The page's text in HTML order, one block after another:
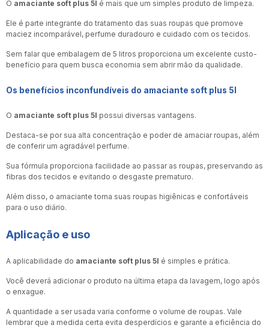
O amaciante soft plus 5l é mais que um simples produto de limpeza.
Ele é parte integrante do tratamento das suas roupas que promove
maciez incomparável, perfume duradouro e cuidado com os tecidos.
Sem falar que embalagem de 5 litros proporciona um excelente custo-
benefício para quem busca economia sem abrir mão da qualidade.
Os benefícios inconfundíveis do amaciante soft plus 5l
O amaciante soft plus 5l possui diversas vantagens.
Destaca-se por sua alta concentração e poder de amaciar roupas, além
de conferir um agradável perfume.
Sua fórmula proporciona facilidade ao passar as roupas, preservando as
fibras dos tecidos e evitando o desgaste prematuro.
Além disso, o amaciante torna suas roupas higiênicas e confortáveis
para o uso diário.
Aplicação e uso
A aplicabilidade do amaciante soft plus 5l é simples e prática.
Você deverá adicionar o produto na última etapa da lavagem, logo após
o enxague.
A quantidade a ser usada varia conforme o volume de roupas. Vale
lembrar que a medida certa evita desperdícios e garante a eficiência do